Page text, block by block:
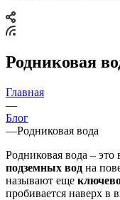
Родниковая
Главная
—
Блог
—Родниковая вода
Родниковая вода – это
подземных вод на
называют еще
пробивается наверх в